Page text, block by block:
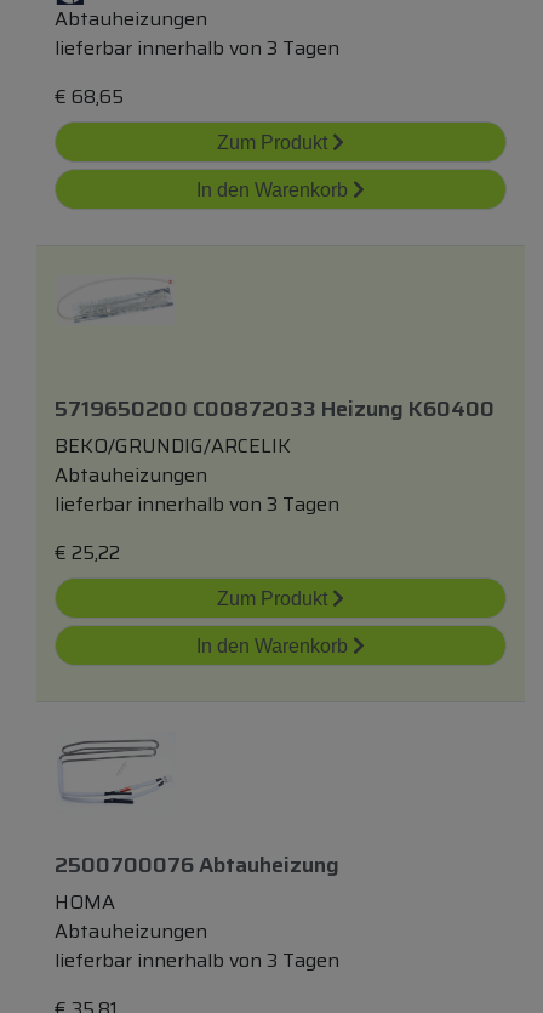
Abtauheizungen
lieferbar innerhalb von 3 Tagen
€ 68,65
Zum Produkt
In den Warenkorb
5719650200 C00872033 Heizung K60400
BEKO/GRUNDIG/ARCELIK
Abtauheizungen
lieferbar innerhalb von 3 Tagen
€ 25,22
Zum Produkt
In den Warenkorb
2500700076 Abtauheizung
HOMA
Abtauheizungen
lieferbar innerhalb von 3 Tagen